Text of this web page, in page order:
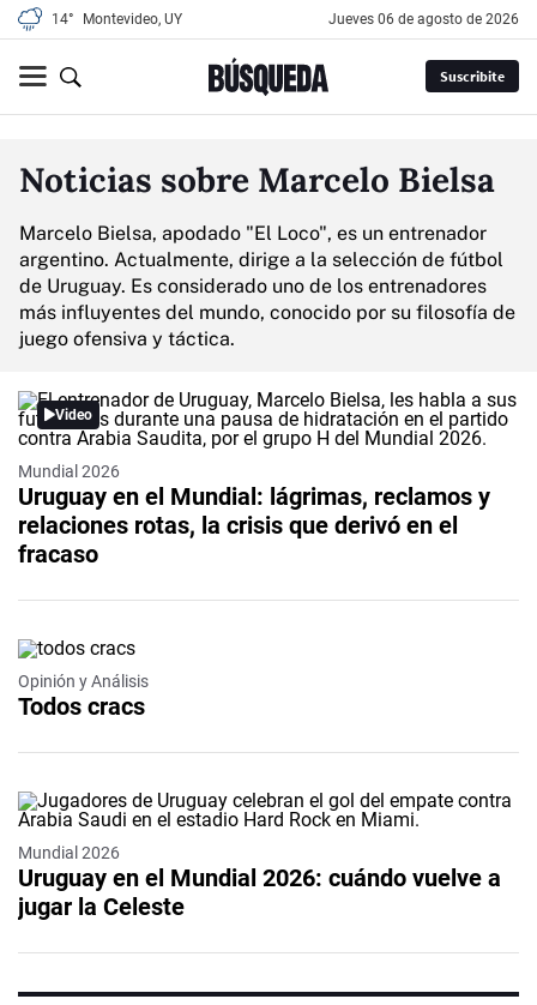
14° Montevideo, UY jueves 06 de agosto de 2026
Suscribite
Noticias sobre Marcelo Bielsa
Marcelo Bielsa, apodado "El Loco", es un entrenador
argentino. Actualmente, dirige a la selección de fútbol
de Uruguay. Es considerado uno de los entrenadores
más influyentes del mundo, conocido por su filosofía de
juego ofensiva y táctica.
Video
Mundial 2026
Uruguay en el Mundial: lágrimas, reclamos y
relaciones rotas, la crisis que derivó en el
fracaso
Opinión y Análisis
Todos cracs
Mundial 2026
Uruguay en el Mundial 2026: cuándo vuelve a
jugar la Celeste